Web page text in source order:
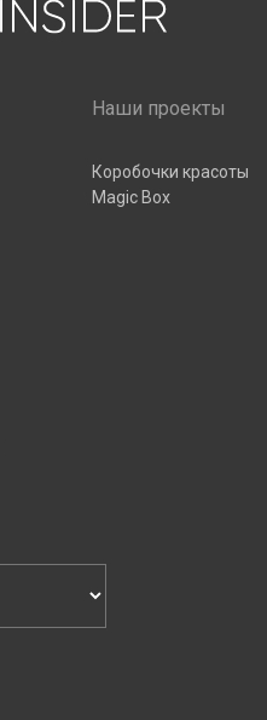
Наши проекты
Коробочки красоты
Magic Box